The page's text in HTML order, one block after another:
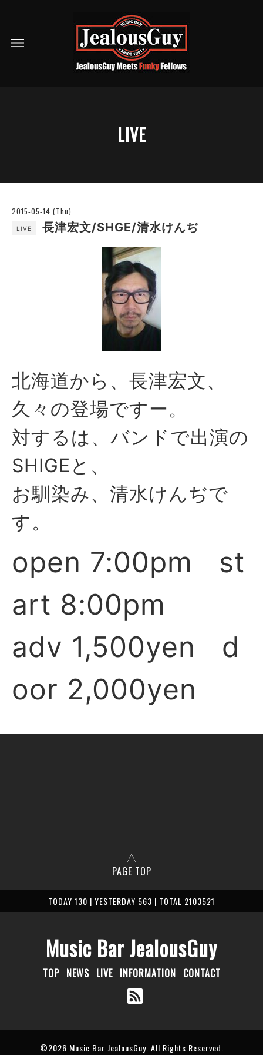
LIVE
2015-05-14 (Thu)
LIVE 長津宏文/SHGE/清水けんぢ
北海道から、長津宏文、
久々の登場ですー。
対するは、バンドで出演の
SHIGEと、
お馴染み、清水けんぢで
す。
open 7:00pm st
art 8:00pm
adv 1,500yen d
oor 2,000yen
PAGE TOP
TODAY 130 | YESTERDAY 563 | TOTAL 2103521
Music Bar JealousGuy
TOP NEWS LIVE INFORMATION CONTACT
©2026 Music Bar JealousGuy. All Rights Reserved.